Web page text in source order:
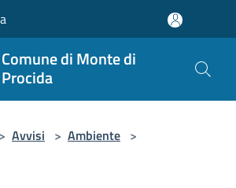
Comune di Monte di
Procida
> Avvisi > Ambiente >